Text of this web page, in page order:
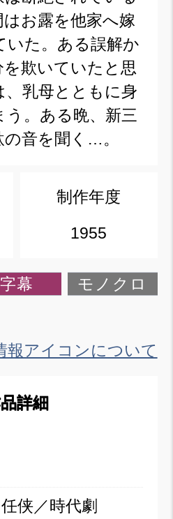
お露を他家へ嫁
いた。ある誤解か
を欺いていたと思
、乳母とともに身
。ある晩、新三
音を聞く…。
制作年度
1955
字幕
モノクロ
報アイコンについて
詳細
侠／時代劇